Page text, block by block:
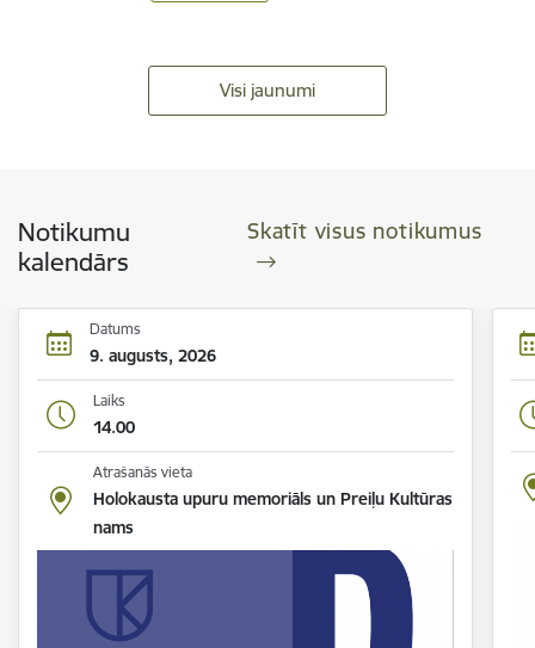
Visi jaunumi
Notikumu
kalendārs
Skatīt visus notikumus
Datums
9. augusts, 2026
Laiks
14.00
Atrašanās vieta
Holokausta upuru memoriāls un Preiļu Kultūras
nams